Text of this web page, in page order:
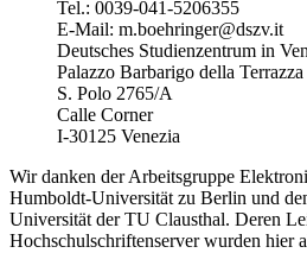
Tel.: 0039-041-5206355
E-Mail: m.boehringer@dszv.it
Deutsches Studienzentrum in
Palazzo Barbarigo della Terrazza
S. Polo 2765/A
Calle Corner
I-30125 Venezia
Wir danken der Arbeitsgruppe
Humboldt-Universität zu Berlin und
Universität der TU Clausthal. Deren
Hochschulschriftenserver wurden hier